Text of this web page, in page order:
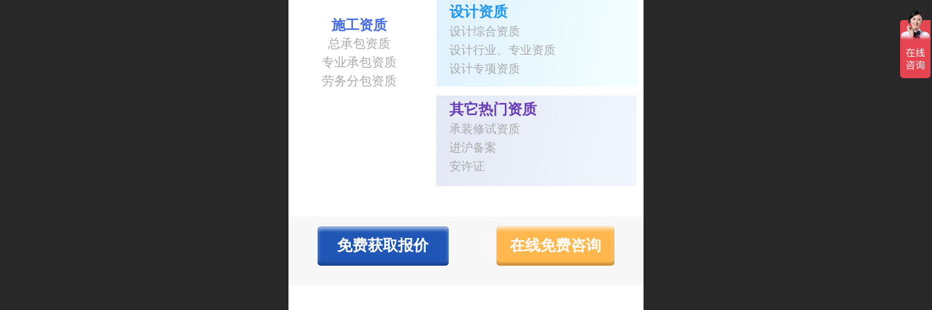
施工资质
总承包资质
专业承包资质
劳务分包资质
设计资质
设计综合资质
设计行业、专业资质
设计专项资质
其它热门资质
承装修试资质
进沪备案
安许证
免费获取报价 在线免费咨询